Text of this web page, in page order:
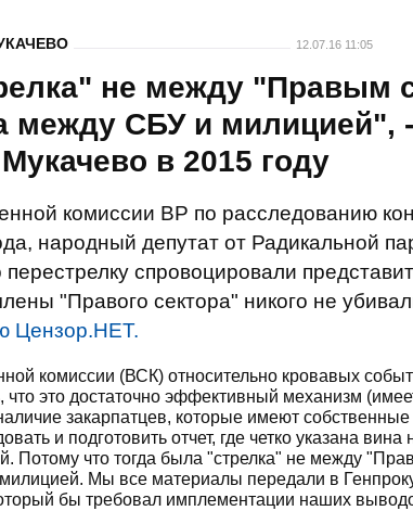
12.07.16 11:05
не между "Правым
между СБУ и милицией",
в 2015 году
комиссии ВР по расследованию
народный депутат от Радикальной
перестрелку спровоцировали
"Правого сектора" никого не
Цензор.НЕТ.
комиссии (ВСК) относительно кровавых
что это достаточно эффективный механизм
закарпатцев, которые имеют
и подготовить отчет, где четко указана вина
Потому что тогда была "стрелка" не между
Мы все материалы передали в
бы требовал имплементации наших